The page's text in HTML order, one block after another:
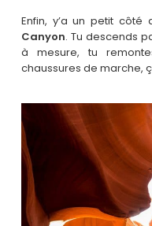
Enfin, y’a un petit côté
Canyon. Tu descends
à mesure, tu
chaussures de marche,